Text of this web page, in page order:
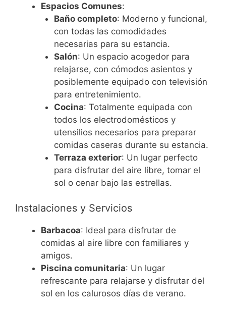
Espacios Comunes:
Baño completo: Moderno y funcional,
con todas las comodidades
necesarias para su estancia.
Salón: Un espacio acogedor para
relajarse, con cómodos asientos y
posiblemente equipado con televisión
para entretenimiento.
Cocina: Totalmente equipada con
todos los electrodomésticos y
utensilios necesarios para preparar
comidas caseras durante su estancia.
Terraza exterior: Un lugar perfecto
para disfrutar del aire libre, tomar el
sol o cenar bajo las estrellas.
Instalaciones y Servicios
Barbacoa: Ideal para disfrutar de
comidas al aire libre con familiares y
amigos.
Piscina comunitaria: Un lugar
refrescante para relajarse y disfrutar del
sol en los calurosos días de verano.